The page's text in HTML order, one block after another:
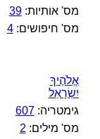
מס' אותיות:39
מס' חיפושים:4
אֱלֹהֶיךָ
יִשְׂרָאֵל
גימטריה:607
מס' מילים: 2